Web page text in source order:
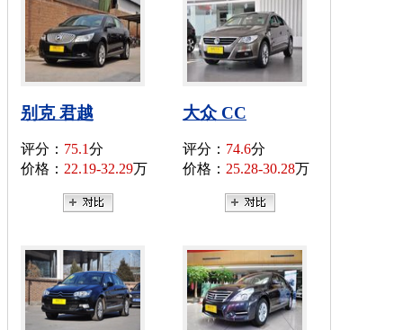
别克 君越
评分： 75.1分
价格： 22.19-32.29万
大众 CC
评分： 74.6分
价格： 25.28-30.28万